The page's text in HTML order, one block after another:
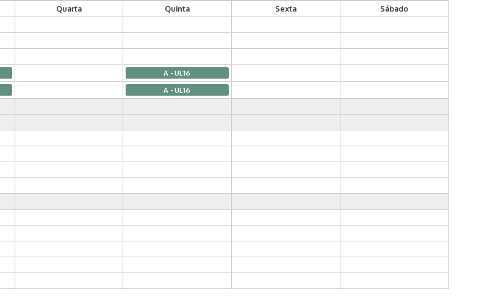
Quarta Quinta Sexta
Sábado
A - UL16
A - UL16